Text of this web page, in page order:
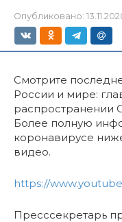
Опубликовано:
Смотрите
России и мире:
распространении
Более полную
коронавирусе
видео.
https://
Пресссекретарь